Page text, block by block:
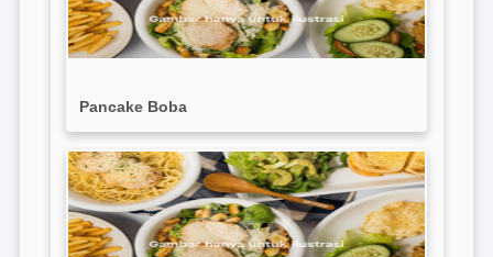
Pancake Boba